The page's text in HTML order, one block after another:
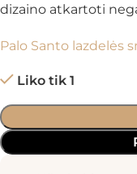
dizaino atkartoti
Palo Santo lazdelės
Liko tik 1